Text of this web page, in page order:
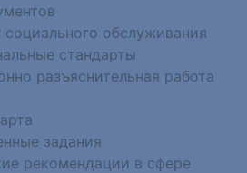
обслуживания
стандарты
разъяснительная работа
задания
рекомендации в сфере